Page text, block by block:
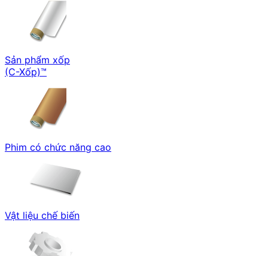
Sản phẩm xốp
(C-Xốp)™
Phim có chức năng cao
Vật liệu chế biến